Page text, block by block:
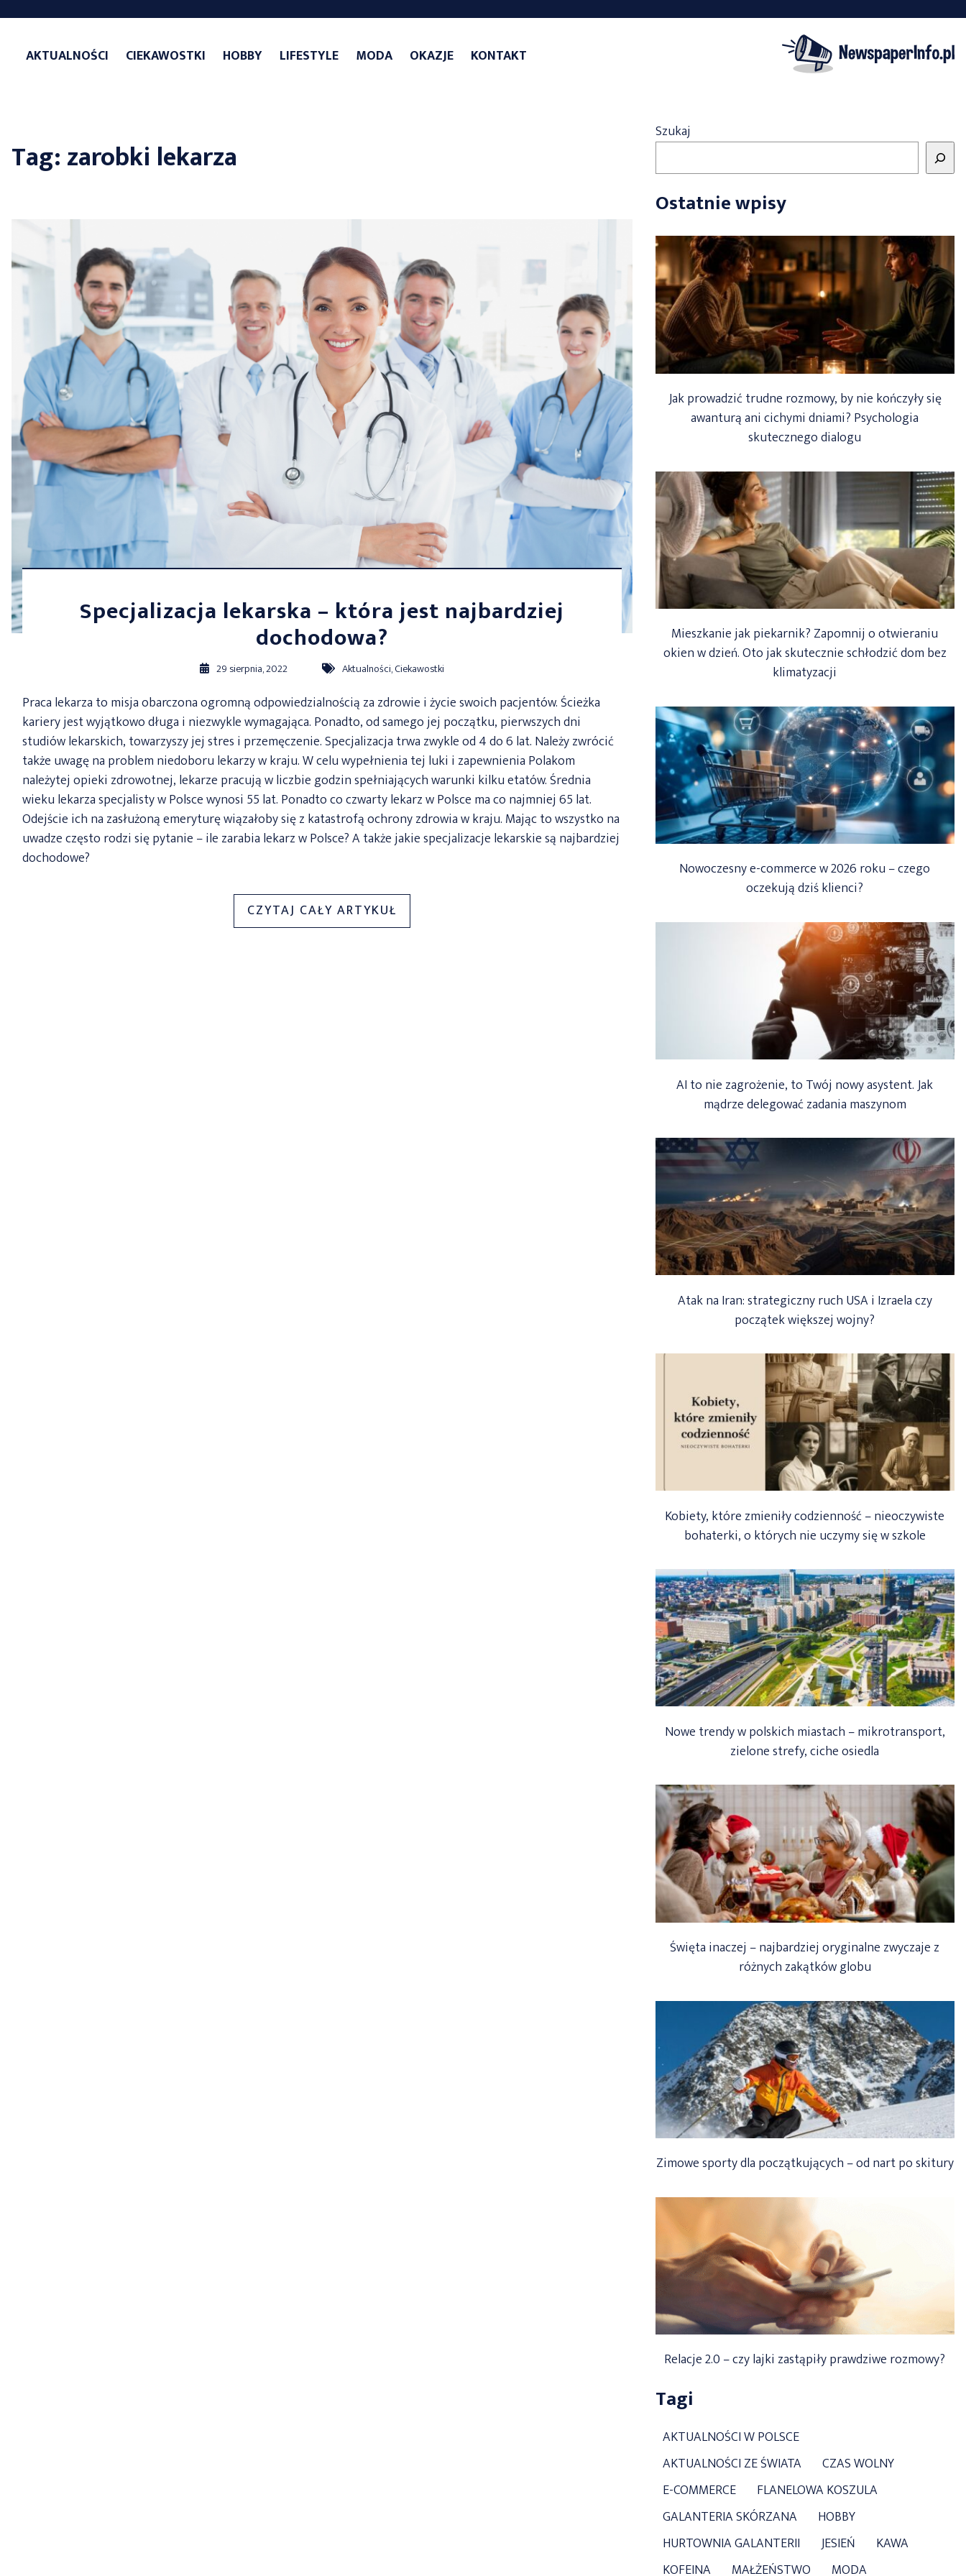
contentAKTUALNOŚCI CIEKAWOSTKI HOBBY LIFESTYLE MODA OKAZJE KONTAKT
Tag:zarobki lekarza
Specjalizacja lekarska – która jest najbardziej
dochodowa?
29 sierpnia, 2022 Aktualności,Ciekawostki
Praca lekarza to misja obarczona ogromną odpowiedzialnością za zdrowie i życie swoich pacjentów. Ścieżka
kariery jest wyjątkowo długa i niezwykle wymagająca. Ponadto, od samego jej początku, pierwszych dni
studiów lekarskich, towarzyszy jej stres i przemęczenie. Specjalizacja trwa zwykle od 4 do 6 lat. Należy zwrócić
także uwagę na problem niedoboru lekarzy w kraju. W celu wypełnienia tej luki i zapewnienia Polakom
należytej opieki zdrowotnej, lekarze pracują w liczbie godzin spełniających warunki kilku etatów. Średnia
wieku lekarza specjalisty w Polsce wynosi 55 lat. Ponadto co czwarty lekarz w Polsce ma co najmniej 65 lat.
Odejście ich na zasłużoną emeryturę wiązałoby się z katastrofą ochrony zdrowia w kraju. Mając to wszystko na
uwadze często rodzi się pytanie – ile zarabia lekarz w Polsce? A także jakie specjalizacje lekarskie są najbardziej
dochodowe?
CZYTAJ CAŁY ARTYKUŁ
LEKARSKA
Szukaj
Ostatnie wpisy
Jak prowadzić trudne rozmowy, by nie kończyły się
awanturą ani cichymi dniami? Psychologia
skutecznego dialogu
Mieszkanie jak piekarnik? Zapomnij o otwieraniu
okien w dzień. Oto jak skutecznie schłodzić dom bez
klimatyzacji
Nowoczesny e-commerce w 2026 roku – czego
oczekują dziś klienci?
AI to nie zagrożenie, to Twój nowy asystent. Jak
mądrze delegować zadania maszynom
Atak na Iran: strategiczny ruch USA i Izraela czy
początek większej wojny?
Kobiety, które zmieniły codzienność – nieoczywiste
bohaterki, o których nie uczymy się w szkole
Nowe trendy w polskich miastach – mikrotransport,
zielone strefy, ciche osiedla
Święta inaczej – najbardziej oryginalne zwyczaje z
różnych zakątków globu
Zimowe sporty dla początkujących – od nart po skitury
Relacje 2.0 – czy lajki zastąpiły prawdziwe rozmowy?
Tagi
AKTUALNOŚCI W POLSCE
AKTUALNOŚCI ZE ŚWIATA
CZAS WOLNY
E-COMMERCE
FLANELOWA KOSZULA
GALANTERIA SKÓRZANA
HOBBY
HURTOWNIA GALANTERII
JESIEŃ
KAWA
KOFEINA
MAŁŻEŃSTWO MODA